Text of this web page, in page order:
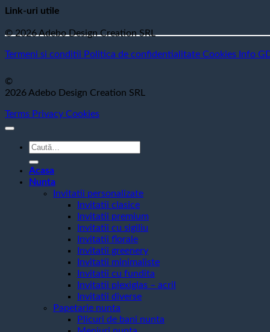
Link-uri utile
© 2026 Adebo Design Creation SRL
Termeni si conditii Politica de confidentialitate Cookies Info
©
2026 Adebo Design Creation SRL
Terms Privacy Cookies
Caută
după:
Acasa
Nunta
Invitatii personalizate
Invitatii clasice
Invitatii premium
Invitatii cu sigiliu
Invitatii florale
Invitatii greenery
Invitatii minimaliste
Invitatii cu fundita
Invitatii plexiglas – acril
Invitatii diverse
Papetarie nunta
Plicuri de bani nunta